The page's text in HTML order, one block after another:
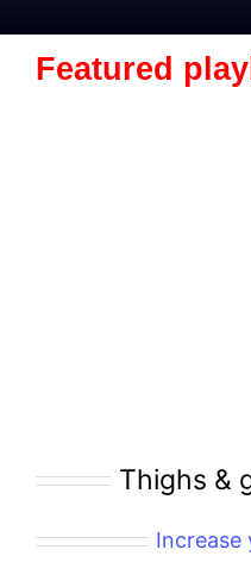
Featured
Thighs &
Increase